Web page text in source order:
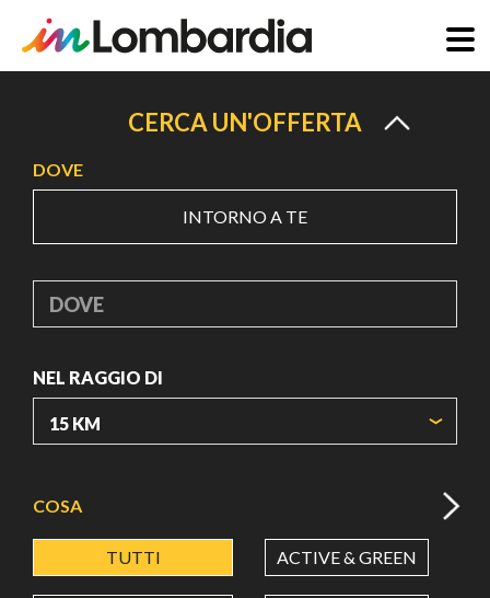
principale
CERCA UN'OFFERTA
DOVE
INTORNO A TE
DOVE
NEL RAGGIO DI
LATITUDINE
COSA
TUTTI ACTIVE & GREEN